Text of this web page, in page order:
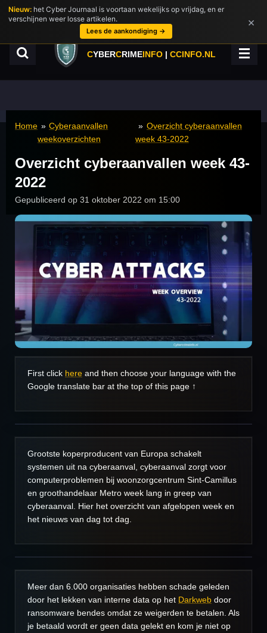
Ga
direct
hoofdinhoud
CYBERCRIMEINFO | CCINFO.NL
Home » Cyberaanvallen
weekoverzichten
» Overzicht cyberaanvallen
week 43-2022
Overzicht cyberaanvallen week 43-
2022
Gepubliceerd op 31 oktober 2022 om 15:00
First click here and then choose your language with the
Google translate bar at the top of this page ↑
Grootste koperproducent van Europa schakelt
systemen uit na cyberaanval, cyberaanval zorgt voor
computerproblemen bij woonzorgcentrum Sint-Camillus
en groothandelaar Metro week lang in greep van
cyberaanval. Hier het overzicht van afgelopen week en
het nieuws van dag tot dag.
Meer dan 6.000 organisaties hebben schade geleden
door het lekken van interne data op het Darkweb door
ransomware bendes omdat ze weigerden te betalen. Als
je betaald wordt er geen data gelekt en kom je niet op
Nieuw: het Cyber Journaal is voortaan wekelijks op vrijdag, en er
verschijnen weer losse artikelen.
Lees de aankondiging →
×